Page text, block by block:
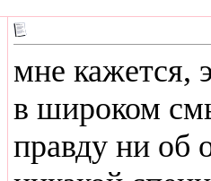
мне кажется,
в широком
правду ни об